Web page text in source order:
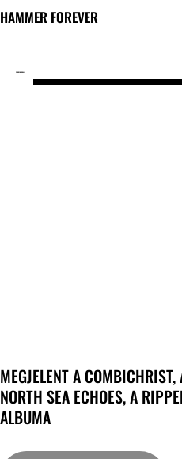
HAMMER FOREVER
MEGJELENT A
NORTH SEA ECHOES, A
ALBUMA